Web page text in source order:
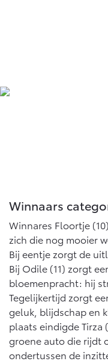
Vanaf € 89.986,-
Winnaars
Winnares Floortje
zich die nog mooier
Bij eentje zorgt de
Bij Odile (11) zorgt
bloemenpracht: hij
Tegelijkertijd zorgt
geluk, blijdschap en
plaats eindigde Tirza
groene auto die rijdt
ondertussen de